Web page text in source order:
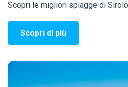
Scopri le migliori spiagge di Sirolo
Scopri di più